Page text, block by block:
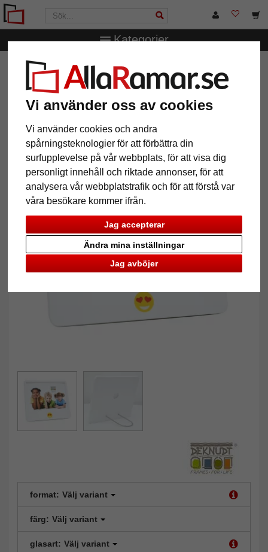
Vi använder oss av cookies
Vi använder cookies och andra
spårningsteknologier för att förbättra din
surfupplevelse på vår webbplats, för att visa dig
personligt innehåll och riktade annonser, för att
analysera vår webbplatstrafik och för att förstå var
våra besökare kommer ifrån.
Jag accepterar
Jag avböjer
Ändra mina inställningar
Kategorier
AllaRamar.se Märken Deknudt
med hjärtögon
Träram med smiley med hjärtögon
Tillbaka
format: Välj variant
färg: Välj variant
glasart: Välj variant